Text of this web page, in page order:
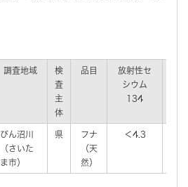
調査地域
検
査
主
体
品目
放射性セ
シウム
134
びん沼川
（さいた
ま市）
県
フナ
（天
然）
＜4.3